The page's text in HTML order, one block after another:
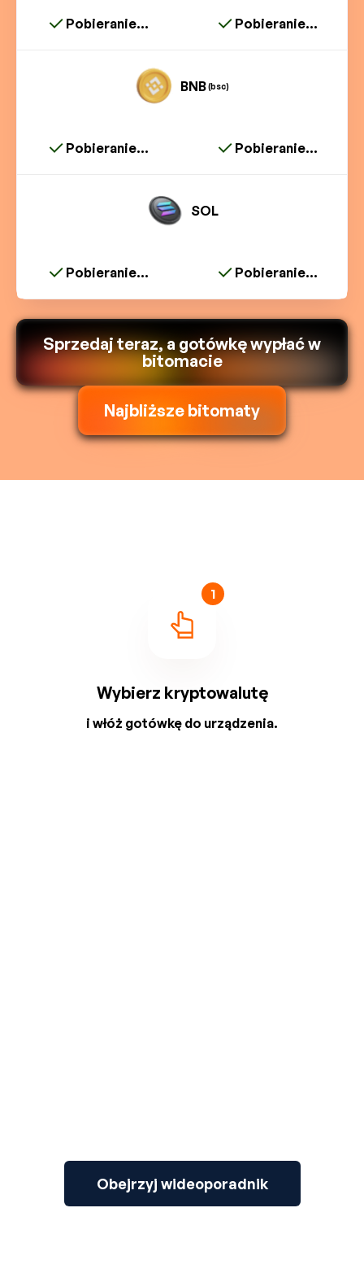
Pobieranie... Pobieranie...
BNB(bsc)
Pobieranie... Pobieranie...
SOL
Pobieranie... Pobieranie...
Sprzedaj teraz, a gotówkę wypłać w
bitomacie
Najbliższe bitomaty
1
Wybierz kryptowalutę
i włóż gotówkę do urządzenia.
Obejrzyj wideoporadnik